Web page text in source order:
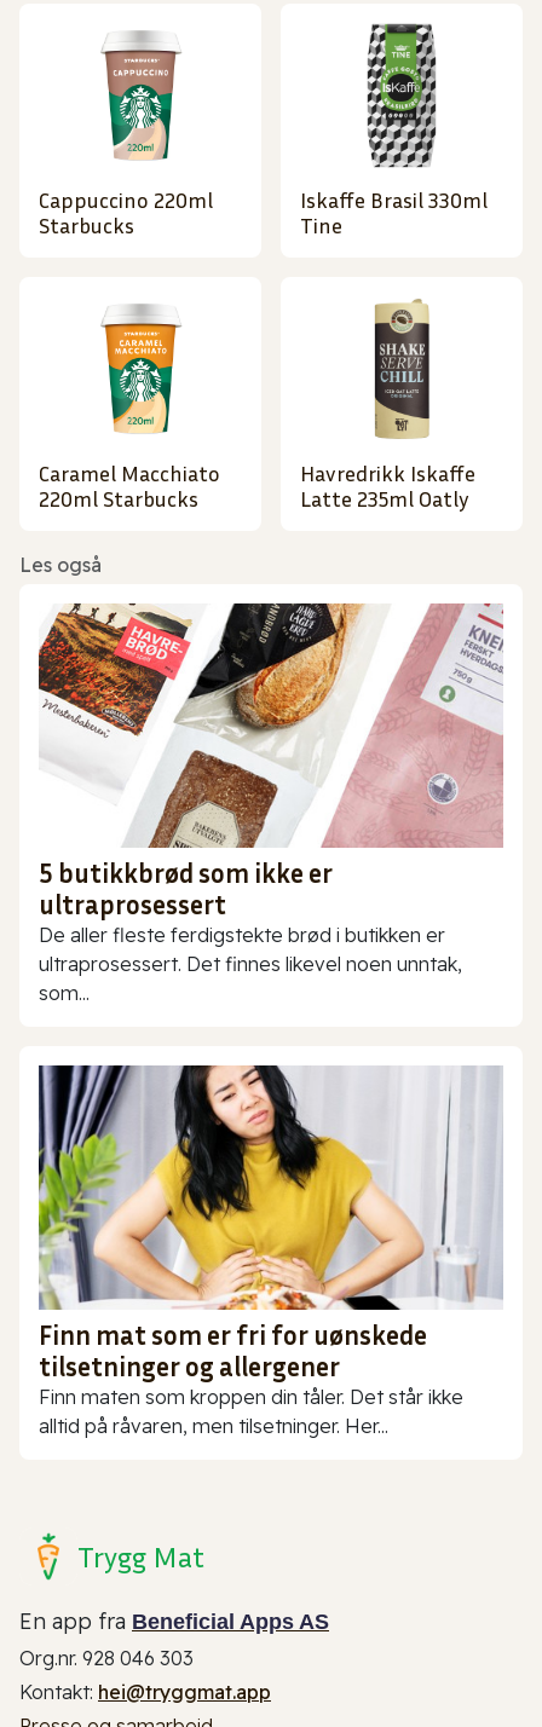
Cappuccino 220ml
Starbucks
Iskaffe Brasil 330ml
Tine
Caramel Macchiato
220ml Starbucks
Havredrikk Iskaffe
Latte 235ml Oatly
Les også
5 butikkbrød som ikke er
ultraprosessert
De aller fleste ferdigstekte brød i butikken er
ultraprosessert. Det finnes likevel noen unntak,
som...
Finn mat som er fri for uønskede
tilsetninger og allergener
Finn maten som kroppen din tåler. Det står ikke
alltid på råvaren, men tilsetninger. Her...
Trygg Mat
En app fra Beneficial Apps AS
Org.nr. 928 046 303
Kontakt: hei@tryggmat.app